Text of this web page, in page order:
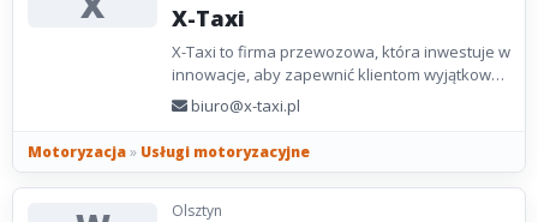
X-Taxi
X-Taxi to firma przewozowa, która inwestuje w
innowacje, aby zapewnić klientom wyjątkowe
usługi. Z zaawansowanym systemem
rezerwacji i szerokim...
biuro@x-taxi.pl
Motoryzacja» Usługi motoryzacyjne
Olsztyn